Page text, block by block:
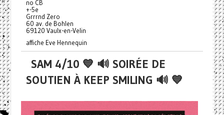
no CB
+-5e
Grrrnd Zero
60 av. de Bohlen
69120 Vaulx-en-Velin
affiche Eve Hennequin
SAM 4/10 💙 🔊 SOIRÉE DE
SOUTIEN À KEEP SMILING 🔊 💙